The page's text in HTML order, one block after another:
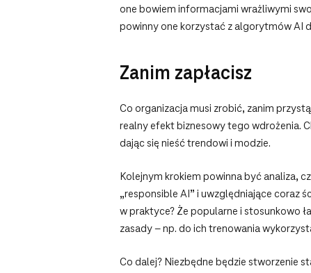
one bowiem informacjami wrażliwymi
powinny one korzystać z algorytmów AI
Zanim zapłacisz
Co organizacja musi zrobić, zanim
realny efekt biznesowy tego wdrożenia.
dając się nieść trendowi i modzie.
Kolejnym krokiem powinna być analiza,
„responsible AI” i uwzględniające coraz
w praktyce? Że popularne i stosunkowo
zasady – np. do ich trenowania
Co dalej? Niezbędne będzie stworzenie